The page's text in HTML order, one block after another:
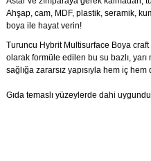
Ahşap, cam, MDF, plastik, seramik,
boya ile hayat verin!
Turuncu Hybrit Multisurface Boya
olarak formüle edilen bu su bazlı, yarı
sağlığa zararsız yapısıyla hem iç
Gıda temaslı yüzeylerde dahi